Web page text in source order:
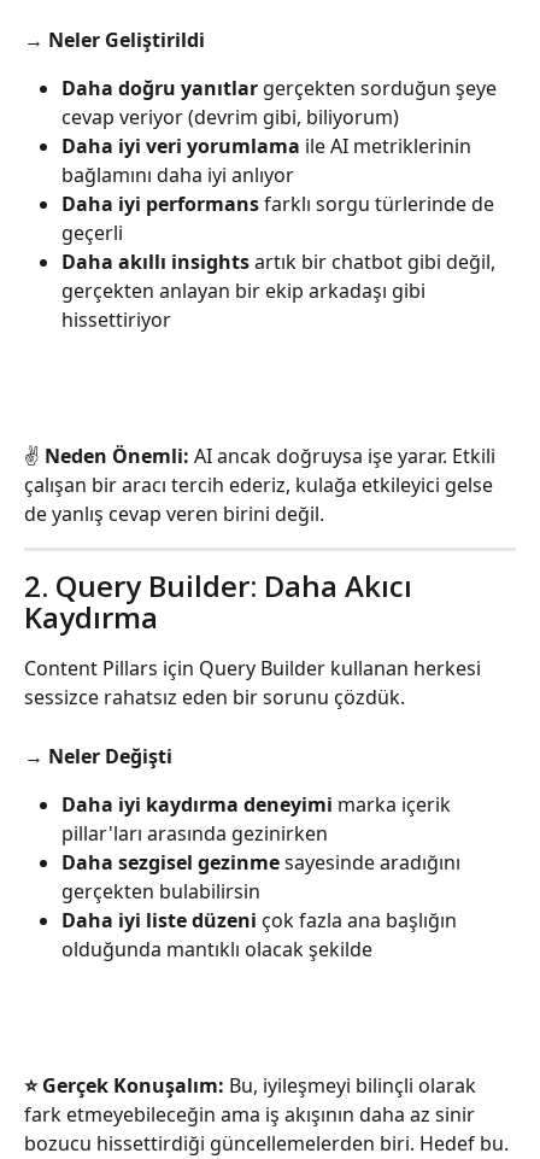
→ Neler Geliştirildi
Daha doğru yanıtlar gerçekten sorduğun şeye
cevap veriyor (devrim gibi, biliyorum)
Daha iyi veri yorumlama ile AI metriklerinin
bağlamını daha iyi anlıyor
Daha iyi performans farklı sorgu türlerinde de
geçerli
Daha akıllı insights artık bir chatbot gibi değil,
gerçekten anlayan bir ekip arkadaşı gibi
hissettiriyor
✌️ Neden Önemli: AI ancak doğruysa işe yarar. Etkili
çalışan bir aracı tercih ederiz, kulağa etkileyici gelse
de yanlış cevap veren birini değil.
2. Query Builder: Daha Akıcı
Kaydırma
Content Pillars için Query Builder kullanan herkesi
sessizce rahatsız eden bir sorunu çözdük.
→ Neler Değişti
Daha iyi kaydırma deneyimi marka içerik
pillar'ları arasında gezinirken
Daha sezgisel gezinme sayesinde aradığını
gerçekten bulabilirsin
Daha iyi liste düzeni çok fazla ana başlığın
olduğunda mantıklı olacak şekilde
⭐️ Gerçek Konuşalım: Bu, iyileşmeyi bilinçli olarak
fark etmeyebileceğin ama iş akışının daha az sinir
bozucu hissettirdiği güncellemelerden biri. Hedef bu.